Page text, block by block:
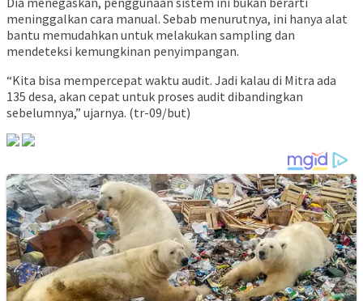
meninggalkan cara manual. Sebab menurutnya, ini hanya alat
bantu memudahkan untuk melakukan sampling dan
mendeteksi kemungkinan penyimpangan.
“Kita bisa mempercepat waktu audit. Jadi kalau di Mitra ada
135 desa, akan cepat untuk proses audit dibandingkan
sebelumnya,” ujarnya. (tr-09/but)